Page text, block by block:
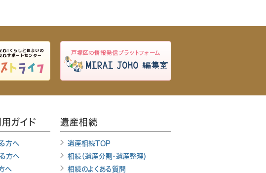
ガイド
方へ
方へ
へ
遺産相続
遺産相続TOP
相続（遺産分割・遺産整理)
相続のよくある質問